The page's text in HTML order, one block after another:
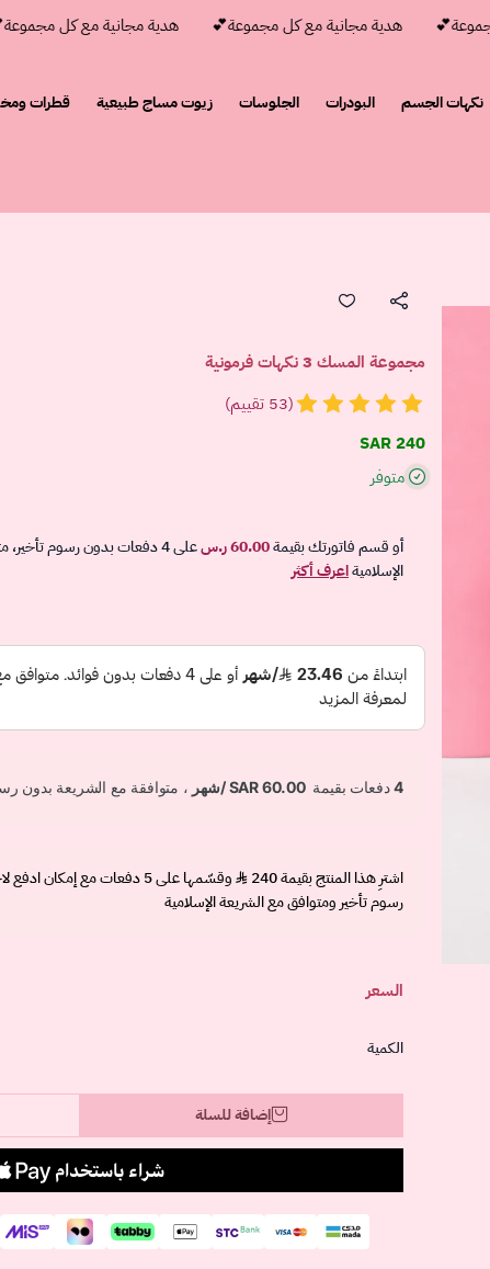
هدية مجانية مع كل مجموعة💕 هدية مجانية مع كل مجموعة💕
نكهات الجسم البودرات الجلوسات زيوت مساج طبيعية قطرات
مجموعة المسك 3 نكهات فرمونية
(53 تقييم)
240 SAR
متوفر
أو قسم فاتورتك بقيمة60.00 ر.س على4دفعات بدون رسوم تأخير،
الإسلاميةاعرف أكثر
اشترِ هذا المنتج بقيمة 240
وقسّمها على 5 دفعات مع إمكان
رسوم تأخير ومتوافق مع الشريعة الإسلامية
السعر
الكمية
إضافة للسلة